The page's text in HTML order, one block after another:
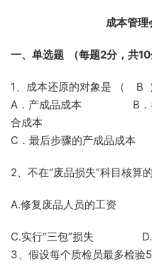
成本管理
一、单选题 （每题2分，共10
1、成本还原的对象是 （ B
A．产成品成本 B．各步
合成本
C．最后步骤的产成品成本
2、不在“废品损失”科目核算
A.修复废品人员的工资
C.实行“三包”损失 D.不
3、假设每个质检员最多检验